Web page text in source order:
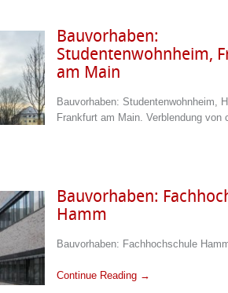
Bauvorhaben:
Studentenwohnheim,
am Main
Bauvorhaben: Studentenwohnheim,
Frankfurt am Main. Verblendung von
Bauvorhaben:
Hamm
Bauvorhaben: Fachhochschule
Continue Reading →